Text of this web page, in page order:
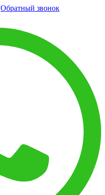
Обратный звонок